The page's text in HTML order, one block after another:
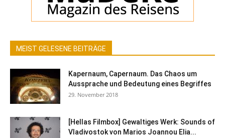
MEIST GELESENE BEITRÄGE
Kapernaum, Capernaum. Das Chaos um
Aussprache und Bedeutung eines Begriffes
29. November 2018
[Hellas Filmbox] Gewaltiges Werk: Sounds of
Vladivostok von Marios Joannou Elia...